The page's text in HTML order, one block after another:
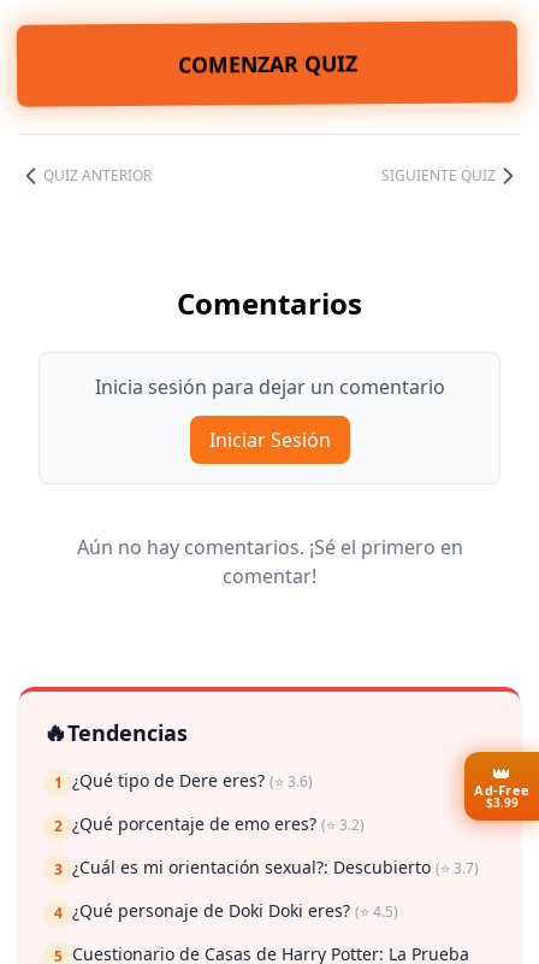
COMENZAR QUIZ
QUIZ ANTERIOR SIGUIENTE QUIZ
Comentarios
Inicia sesión para dejar un comentario
Iniciar Sesión
Aún no hay comentarios. ¡Sé el primero en
comentar!
🔥Tendencias
1 ¿Qué tipo de Dere eres? (⭐ 3.6)
2 ¿Qué porcentaje de emo eres? (⭐ 3.2)
3 ¿Cuál es mi orientación sexual?: Descubierto (⭐ 3.7)
4 ¿Qué personaje de Doki Doki eres? (⭐ 4.5)
5 Cuestionario de Casas de Harry Potter: La Prueba
👑
Ad-Free
$3.99